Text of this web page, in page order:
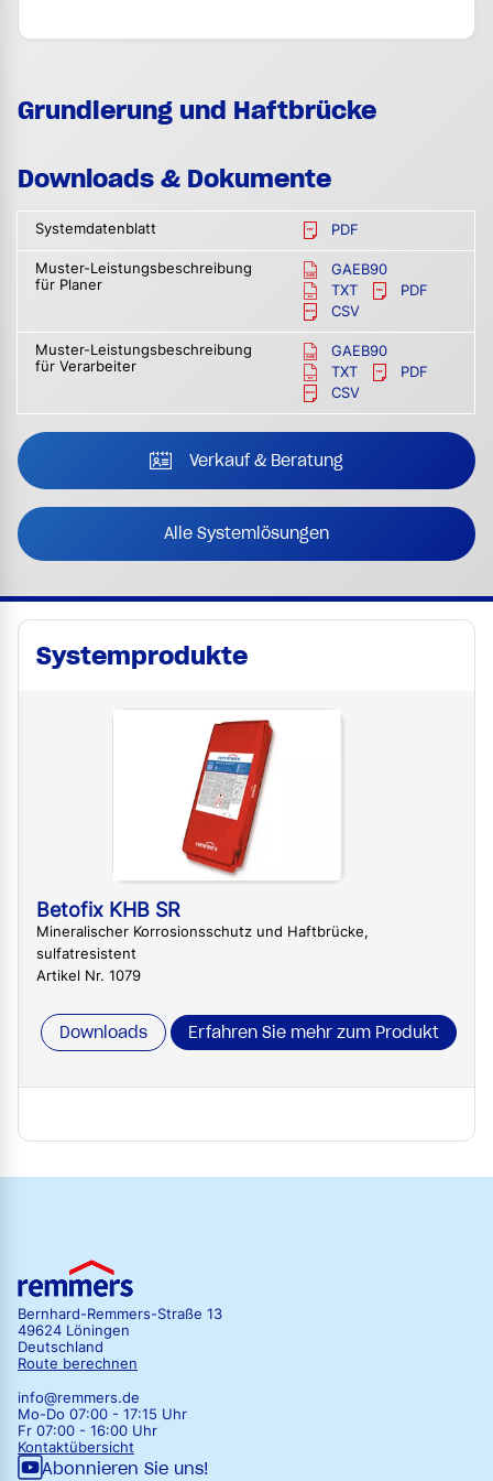
Grundierung und Haftbrücke
Downloads & Dokumente
Systemdatenblatt PDF
Muster-Leistungsbeschreibung
für Planer
GAEB90
TXT
PDF
CSV
Muster-Leistungsbeschreibung
für Verarbeiter
GAEB90
TXT
PDF
CSV
Verkauf & Beratung
Alle Systemlösungen
Systemprodukte
Betofix KHB SR
Mineralischer Korrosionsschutz und Haftbrücke,
sulfatresistent
Artikel Nr. 1079
Downloads Erfahren Sie mehr zum Produkt
Bernhard-Remmers-Straße 13
49624 Löningen
Deutschland
Route berechnen
info@remmers.de
Mo-Do 07:00 - 17:15 Uhr
Fr 07:00 - 16:00 Uhr
Kontaktübersicht
Abonnieren Sie uns!